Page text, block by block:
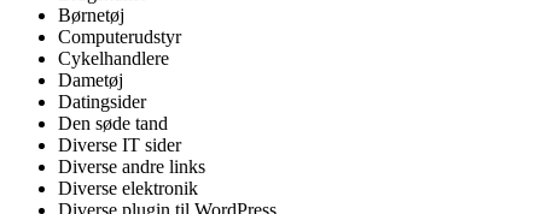
Børnetøj
Computerudstyr
Cykelhandlere
Dametøj
Datingsider
Den søde tand
Diverse IT sider
Diverse andre links
Diverse elektronik
Diverse plugin til WordPress